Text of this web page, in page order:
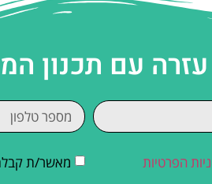
עזרה עם תכנון
הפרטיות מאשר/ת קבלת